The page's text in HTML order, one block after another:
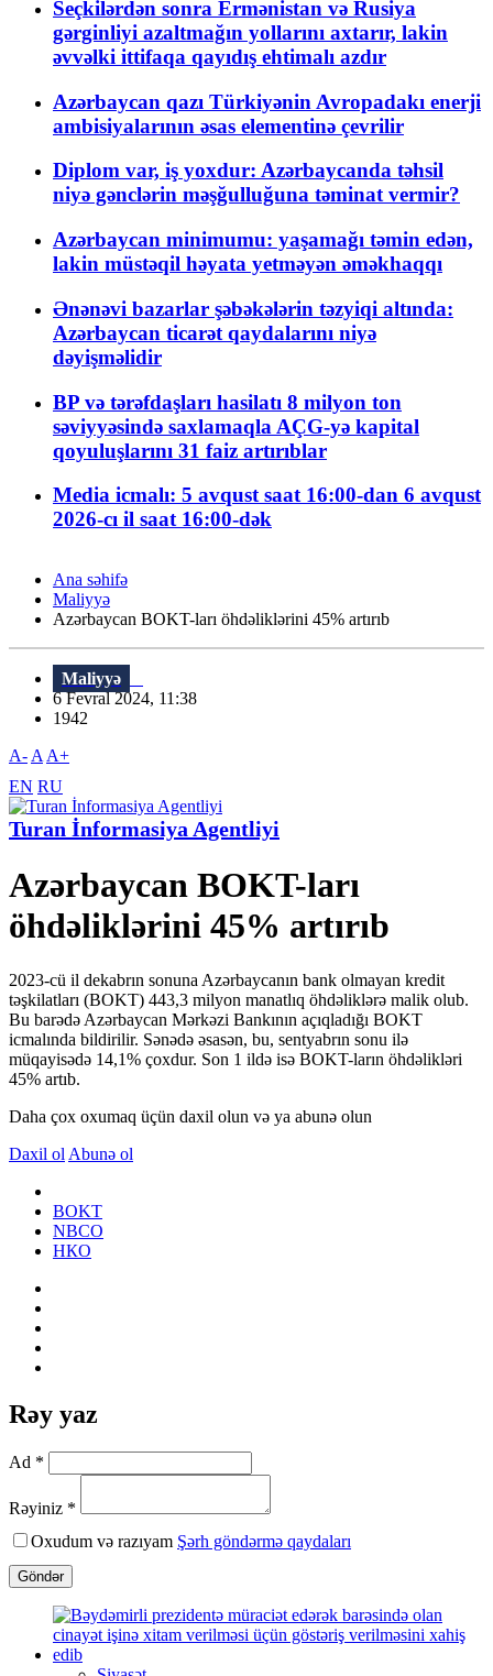
Seçkilərdən sonra Ermənistan və Rusiya
gərginliyi azaltmağın yollarını axtarır, lakin
əvvəlki ittifaqa qayıdış ehtimalı azdır
Azərbaycan qazı Türkiyənin Avropadakı enerji
ambisiyalarının əsas elementinə çevrilir
Diplom var, iş yoxdur: Azərbaycanda təhsil
niyə gənclərin məşğulluğuna təminat vermir?
Azərbaycan minimumu: yaşamağı təmin edən,
lakin müstəqil həyata yetməyən əməkhaqqı
Ənənəvi bazarlar şəbəkələrin təzyiqi altında:
Azərbaycan ticarət qaydalarını niyə
dəyişməlidir
BP və tərəfdaşları hasilatı 8 milyon ton
səviyyəsində saxlamaqla AÇG-yə kapital
qoyuluşlarını 31 faiz artırıblar
Media icmalı: 5 avqust saat 16:00-dan 6 avqust
2026-cı il saat 16:00-dək
Ana səhifə
Maliyyə
Azərbaycan BOKT-ları öhdəliklərini 45% artırıb
Maliyyə
6 Fevral 2024, 11:38
1942
A- A A+
EN RU
Turan İnformasiya Agentliyi
Azərbaycan BOKT-ları
öhdəliklərini 45% artırıb
2023-cü il dekabrın sonuna Azərbaycanın bank olmayan kredit
təşkilatları (BOKT) 443,3 milyon manatlıq öhdəliklərə malik olub.
Bu barədə Azərbaycan Mərkəzi Bankının açıqladığı BOKT
icmalında bildirilir. Sənədə əsasən, bu, sentyabrın sonu ilə
müqayisədə 14,1% çoxdur. Son 1 ildə isə BOKT-ların öhdəlikləri
45% artıb.
Daha çox oxumaq üçün daxil olun və ya abunə olun
Daxil ol Abunə ol
BOKT
NBCO
НКО
Rəy yaz
Ad *
Rəyiniz *
Oxudum və razıyam Şərh göndərmə qaydaları
Göndər